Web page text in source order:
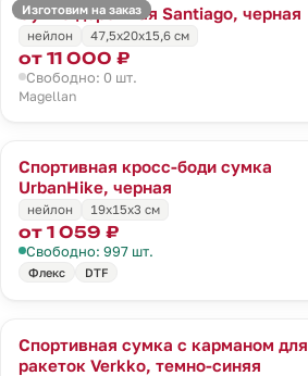
Изготовим на заказ
Сумка дорожная Santiago, черная
нейлон
47,5х20x15,6 см
от 11 000 ₽
Свободно: 0 шт.
Magellan
Спортивная кросс-боди сумка
UrbanHike, черная
нейлон 19х15x3 см
от 1 059 ₽
Свободно: 997 шт.
Флекс DTF
Спортивная сумка с карманом для
ракеток Verkko, темно-синяя